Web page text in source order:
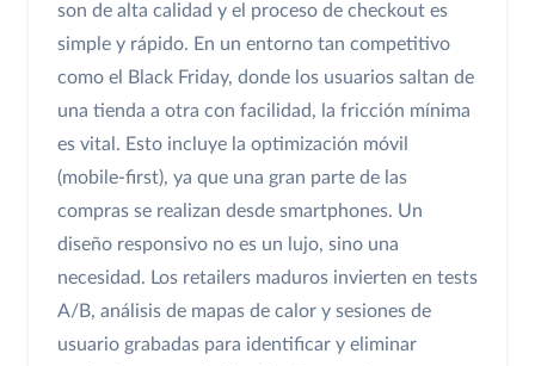
son de alta calidad y el proceso de checkout es
simple y rápido. En un entorno tan competitivo
como el Black Friday, donde los usuarios saltan de
una tienda a otra con facilidad, la fricción mínima
es vital. Esto incluye la optimización móvil
(mobile-first), ya que una gran parte de las
compras se realizan desde smartphones. Un
diseño responsivo no es un lujo, sino una
necesidad. Los retailers maduros invierten en tests
A/B, análisis de mapas de calor y sesiones de
usuario grabadas para identificar y eliminar